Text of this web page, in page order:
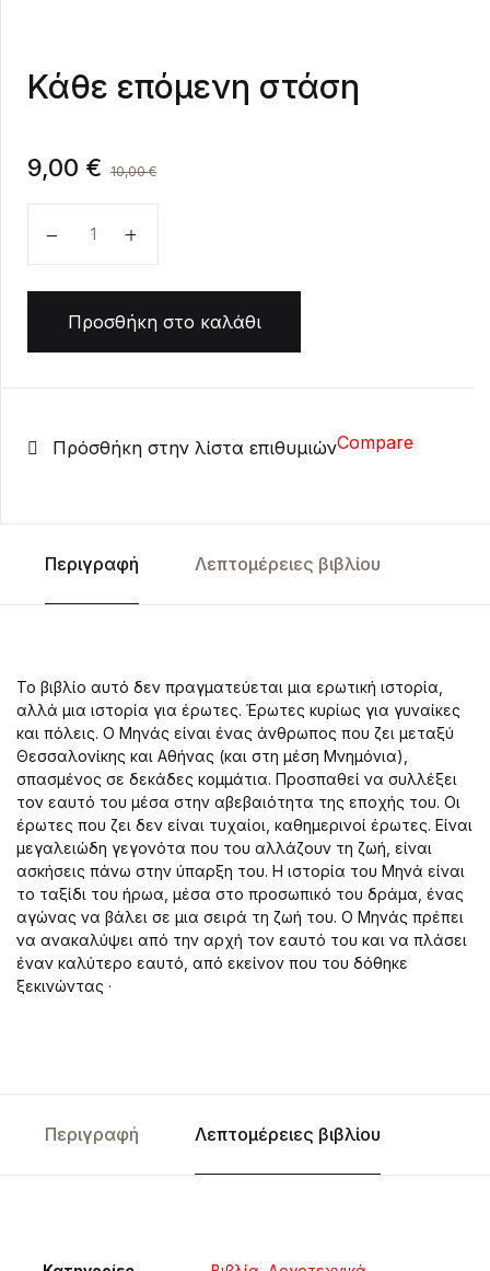
Κάθε επόμενη στάση
9,00 € 10,00€
Προσθήκη στο καλάθι
Πρόσθήκη στην λίστα επιθυμιώνCompare
Περιγραφή Λεπτομέρειες βιβλίου
Το βιβλίο αυτό δεν πραγματεύεται μια ερωτική ιστορία,
αλλά μια ιστορία για έρωτες. Έρωτες κυρίως για γυναίκες
και πόλεις. Ο Μηνάς είναι ένας άνθρωπος που ζει μεταξύ
Θεσσαλονίκης και Αθήνας (και στη μέση Μνημόνια),
σπασμένος σε δεκάδες κομμάτια. Προσπαθεί να συλλέξει
τον εαυτό του μέσα στην αβεβαιότητα της εποχής του. Οι
έρωτες που ζει δεν είναι τυχαίοι, καθημερινοί έρωτες. Είναι
μεγαλειώδη γεγονότα που του αλλάζουν τη ζωή, είναι
ασκήσεις πάνω στην ύπαρξη του. Η ιστορία του Μηνά είναι
το ταξίδι του ήρωα, μέσα στο προσωπικό του δράμα, ένας
αγώνας να βάλει σε μια σειρά τη ζωή του. Ο Μηνάς πρέπει
να ανακαλύψει από την αρχή τον εαυτό του και να πλάσει
έναν καλύτερο εαυτό, από εκείνον που του δόθηκε
ξεκινώντας ·
Περιγραφή Λεπτομέρειες βιβλίου